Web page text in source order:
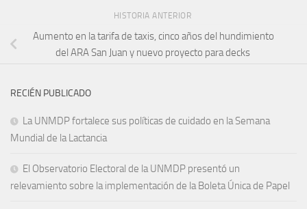
HISTORIA ANTERIOR
Aumento en la tarifa de taxis, cinco años del hundimiento
del ARA San Juan y nuevo proyecto para decks
RECIÉN PUBLICADO
La UNMDP fortalece sus políticas de cuidado en la Semana
Mundial de la Lactancia
El Observatorio Electoral de la UNMDP presentó un
relevamiento sobre la implementación de la Boleta Única de Papel